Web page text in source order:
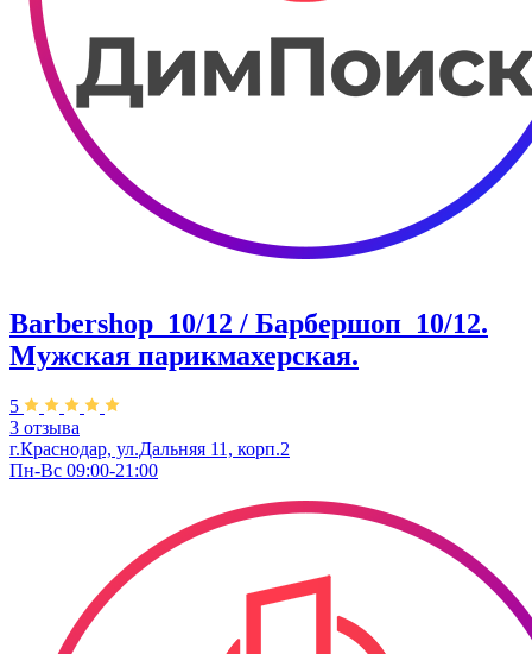
Barbershop_10/12 / Барбершоп_10/12.
Мужская парикмахерская.
5
3 отзыва
г.Краснодар, ул.Дальняя 11, корп.2
Пн-Вс 09:00-21:00